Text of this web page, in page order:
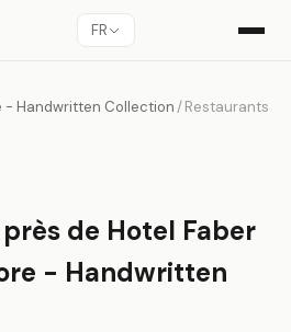
FR
- Handwritten Collection /Restaurants
de Hotel Faber
- Handwritten